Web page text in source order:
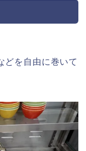
どを自由に巻いて